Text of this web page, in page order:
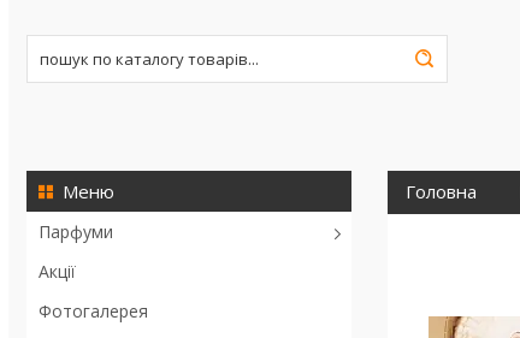
Парфуми
Акції
Фотогалерея
Головна